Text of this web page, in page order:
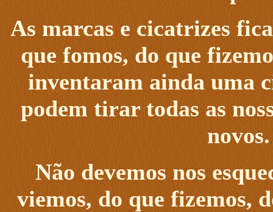
As marcas e cicatrizes
que fomos, do que
inventaram ainda uma
podem tirar todas as
Não devemos nos
viemos, do que fizemos,